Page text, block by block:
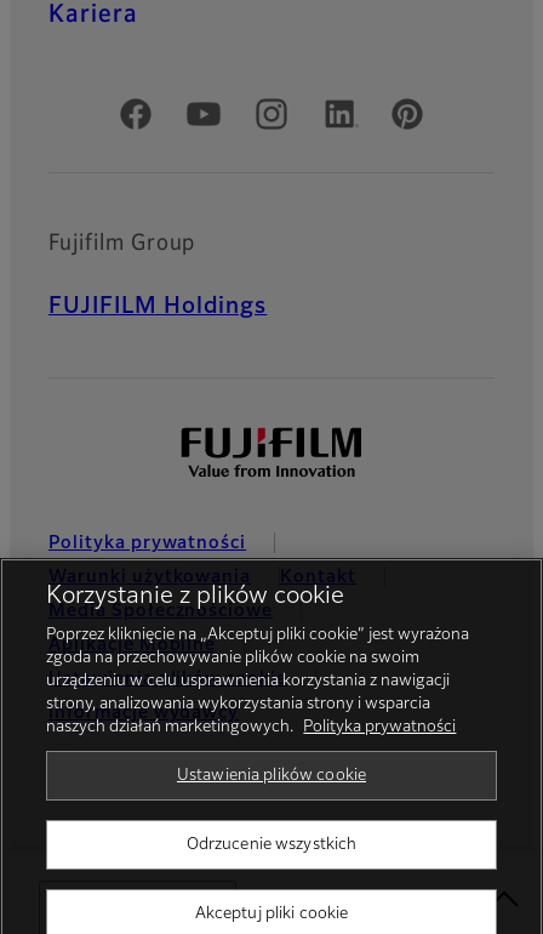
Select Your Location
Kariera
Oficjalne profile społecznościowe
Fujifilm Group
FUJIFILM Holdings
Polityka prywatności
Warunki użytkowania
Kontakt
Media Społecznościowe
Aplikacje Mobilne
Ustawienia plików cookie
Informacje wydawcy
Global site
© FUJIFILM Europe GmbH
Korzystanie z plików cookie
Poprzez kliknięcie na „Akceptuj pliki cookie” jest wyrażona
zgoda na przechowywanie plików cookie na swoim
urządzeniu w celu usprawnienia korzystania z nawigacji
strony, analizowania wykorzystania strony i wsparcia
naszych działań marketingowych.
Polityka prywatności
Ustawienia plików cookie
Odrzucenie wszystkich
Akceptuj pliki cookie